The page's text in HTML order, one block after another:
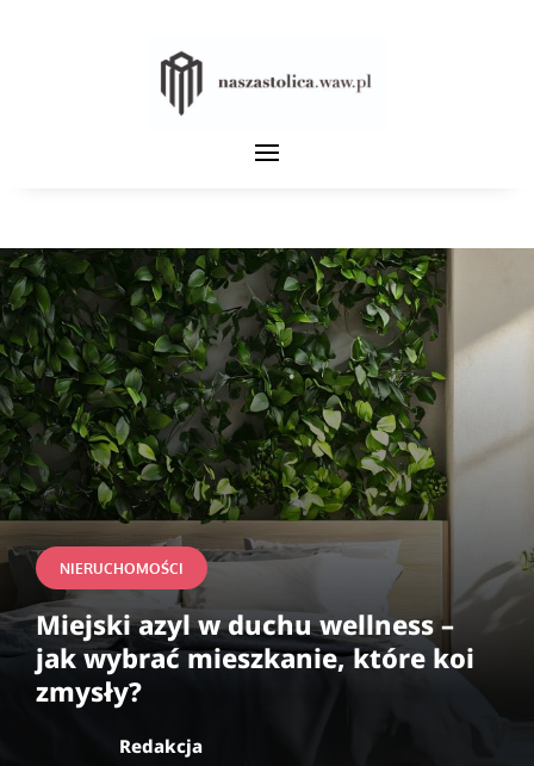
NIERUCHOMOŚCI
Miejski azyl w duchu wellness –
jak wybrać mieszkanie, które koi
zmysły?
Redakcja